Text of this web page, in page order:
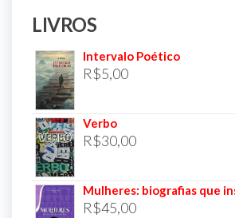
LIVROS
Intervalo Poético
R$5,00
Verbo
R$30,00
Mulheres: biografias que
R$45,00